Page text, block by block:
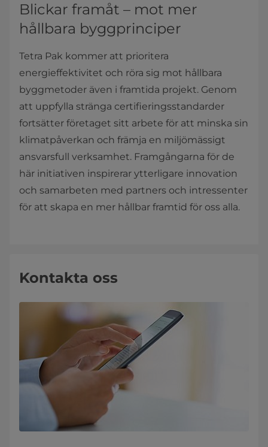
Blickar framåt – mot mer
hållbara byggprinciper
Tetra Pak kommer att prioritera
energieffektivitet och röra sig mot hållbara
byggmetoder även i framtida projekt. Genom
att uppfylla stränga certifieringsstandarder
fortsätter företaget sitt arbete för att minska sin
klimatpåverkan och främja en miljömässigt
ansvarsfull verksamhet. Framgångarna för de
här initiativen inspirerar ytterligare innovation
och samarbeten med partners och intressenter
för att skapa en mer hållbar framtid för oss alla.
Kontakta oss